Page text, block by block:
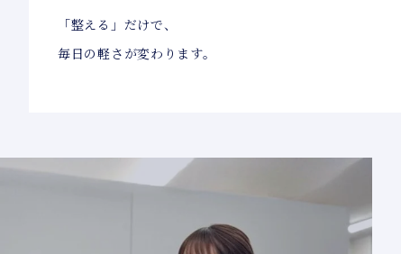
「整える」だけで、
毎日の軽さが変わります。